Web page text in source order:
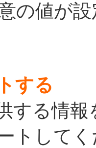
の値が
する
する情
トして